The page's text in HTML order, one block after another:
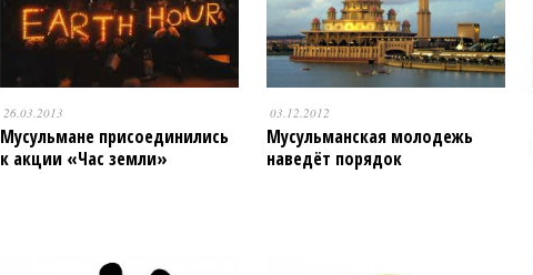
26.03.2013
Мусульмане присоединились
к акции «Час земли»
03.12.2012
Мусульманская молодежь
наведёт порядок